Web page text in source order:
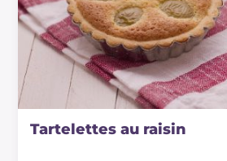
Tartelettes au raisin